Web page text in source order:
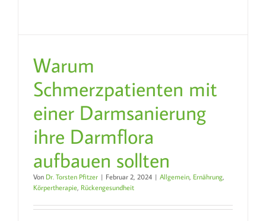
Warum
Schmerzpatienten mit
einer Darmsanierung
ihre Darmflora
aufbauen sollten
Von Dr. Torsten Pfitzer | Februar 2, 2024 | Allgemein, Ernährung,
Körpertherapie, Rückengesundheit